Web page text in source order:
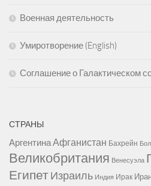
Военная деятельность
Умиротворение (English)
Соглашение о Галактическом
СТРАНЫ
АргентинаАфганистан Бахрейн
Великобритания Венесуэла
ЕгипетИзраиль Индия Ирак